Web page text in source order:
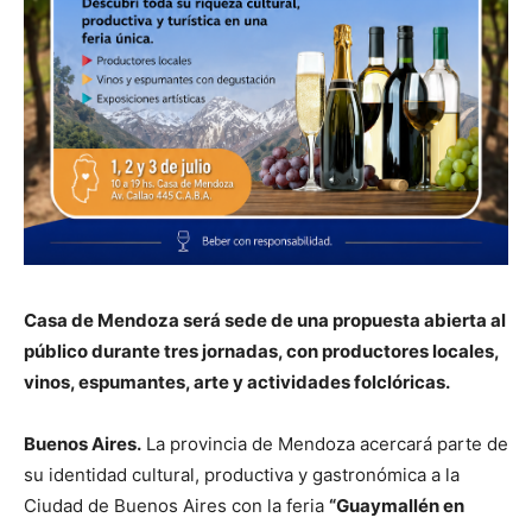
Casa de Mendoza será sede de una propuesta abierta al
público durante tres jornadas, con productores locales,
vinos, espumantes, arte y actividades folclóricas.
Buenos Aires. La provincia de Mendoza acercará parte de
su identidad cultural, productiva y gastronómica a la
Ciudad de Buenos Aires con la feria “Guaymallén en